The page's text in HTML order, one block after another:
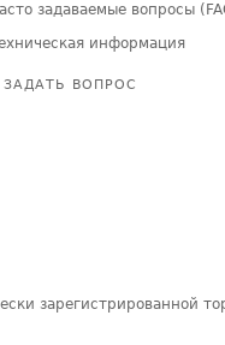
задаваемые вопросы
информация
ЗАДАТЬ ВОПРОС
зарегистрированной